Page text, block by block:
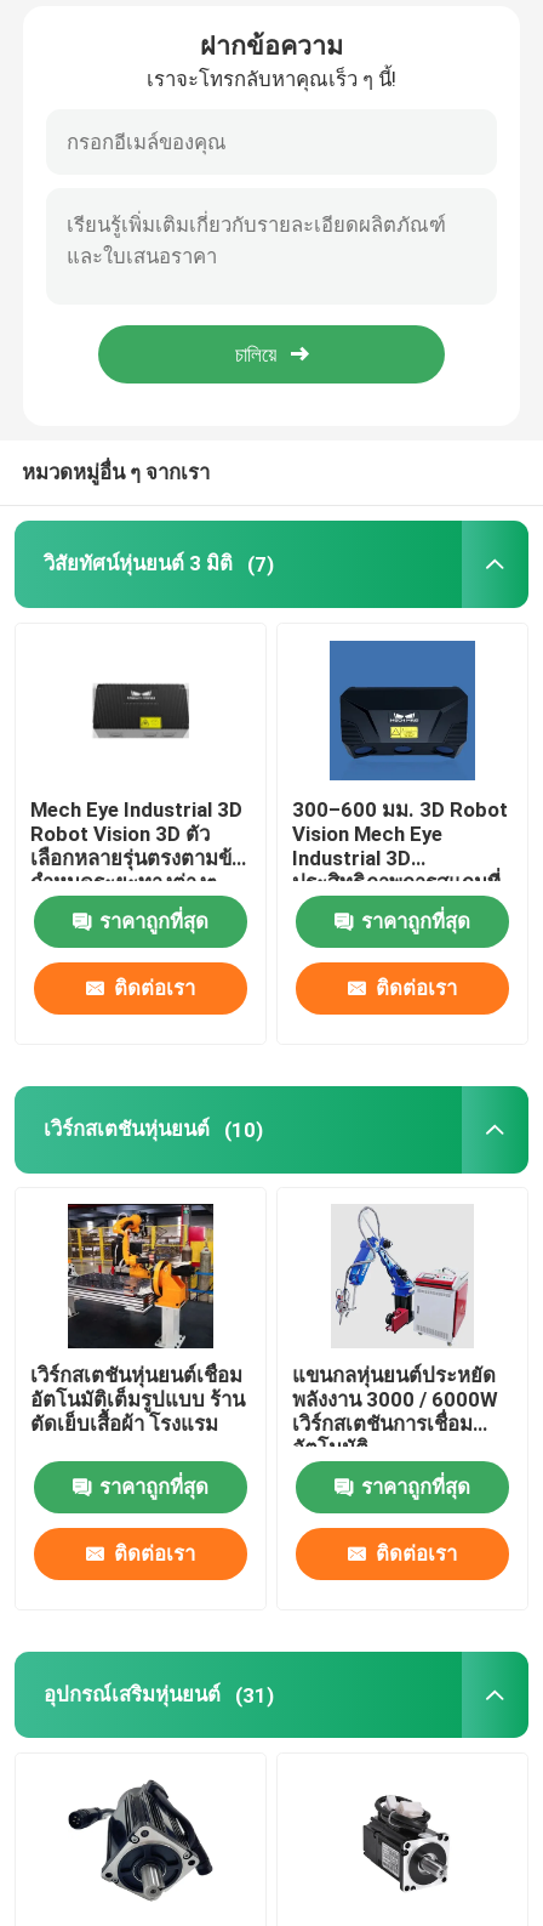
ทัวร์โรงงาน
ควบคุมคุณภาพ
แขนหุ่นยนต์ Yaskawa
วิสัยทัศน์หุ่นยนต์ 3 มิติ
อุปกรณ์เสริมหุ่นยนต์
ฝาครอบป้องกันหุ่นยนต์
ชิ้นส่วนหุ่นยนต์
แหล่งจ่ายไฟของหุ่นยนต์
หุ่นยนต์เชื่อมอุตสาหกรรม
แขนหุ่นยนต์มือสอง
การบำรุงรักษาหุ่นยนต์
เครื่องทำความสะอาดเลเซอร์แบบมือถือ
เครื่องเชื่อม Fronius
สกสค.หุ่นยนต์
ฝากข้อความ
เราจะโทรกลับหาคุณเร็ว ๆ นี้!
หมวดหมู่อื่น ๆ จากเรา
วิสัยทัศน์หุ่นยนต์ 3 มิติ (7)
Mech Eye Industrial 3D
Robot Vision 3D ตัว
เลือกหลายรุ่นตรงตามข้อ
กำหนดระยะทางต่างๆ
ราคาถูกที่สุด
ติดต่อเรา
300–600 มม. 3D Robot
Vision Mech Eye
Industrial 3D
ประสิทธิภาพการสแกนที่
เสถียรและเชื่อถือได้
ราคาถูกที่สุด
ติดต่อเรา
เวิร์กสเตชันหุ่นยนต์ (10)
เวิร์กสเตชันหุ่นยนต์เชื่อม
อัตโนมัติเต็มรูปแบบ ร้าน
ตัดเย็บเสื้อผ้า โรงแรม
ราคาถูกที่สุด
ติดต่อเรา
แขนกลหุ่นยนต์ประหยัด
พลังงาน 3000 / 6000W
เวิร์กสเตชันการเชื่อม
อัตโนมัติ
ราคาถูกที่สุด
ติดต่อเรา
อุปกรณ์เสริมหุ่นยนต์ (31)